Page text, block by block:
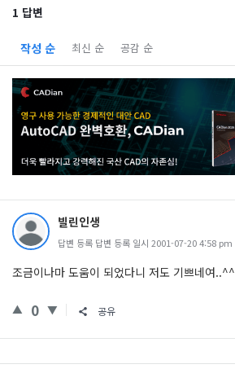
1 답변
작성 순 최신 순 공감 순
빌린인생
답변 등록 답변 등록 일시 2001-07-20 4:58 pm
조금이나마 도움이 되었다니 저도 기쁘네여..^^
0 공유